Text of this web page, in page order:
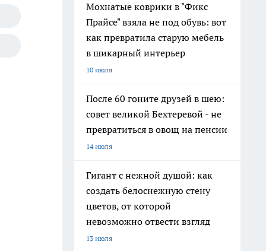
Мохнатые коврики в "Фикс
Прайсе" взяла не под обувь: вот
как превратила старую мебель
в шикарный интерьер
10 июля
После 60 гоните друзей в шею:
совет великой Бехтеревой - не
превратиться в овощ на пенсии
14 июля
Гигант с нежной душой: как
создать белоснежную стену
цветов, от которой
невозможно отвести взгляд
13 июля